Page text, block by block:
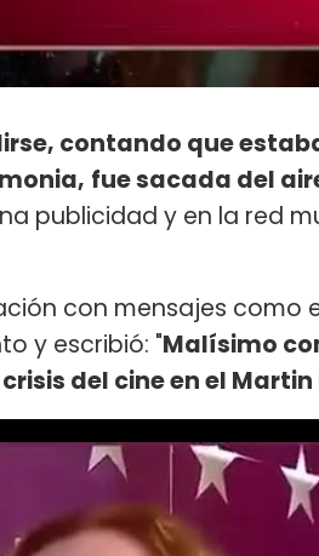
contando que
fue sacada del
publicidad y en la red
con mensajes como
y escribió: "Malísimo
del cine en el Martin